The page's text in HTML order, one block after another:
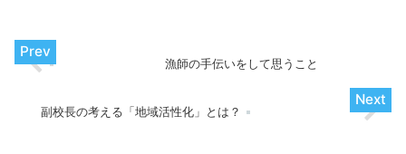
漁師の手伝いをして思うこと
副校長の考える「地域活性化」とは？